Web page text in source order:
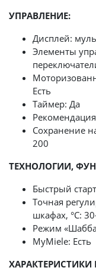
УПРАВЛЕНИЕ:
Дисплей:
Элементы
Есть
Таймер: Да
Сохранение
200
ТЕХНОЛОГИИ,
Быстрый
Точная
шкафах, °С:
Режим
MyMiele: Есть